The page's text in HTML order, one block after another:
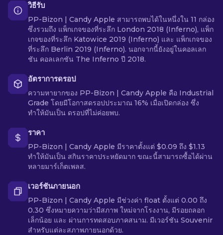
วิธีรับ
PP-Bizon | Candy Apple สามารถพบได้ในหนึ่งใน 11 กล่อง
ซึ่งรวมถึง แพ็กเกจของที่ระลึก London 2018 (Inferno), แพ็ก
เกจของที่ระลึก Katowice 2019 (Inferno) และ แพ็กเกจของ
ที่ระลึก Berlin 2019 (Inferno). นอกจากนี้ยังอยู่ในคอลเลก
ชัน คอลเลกชัน The Inferno ปี 2018.
อัตราการดรอป
ความหายากของ PP-Bizon | Candy Apple คือ Industrial
Grade โดยมีโอกาสดรอปประมาณ 16% เมื่อเปิดกล่อง ซึ่ง
ทำให้มันเป็น ดรอปที่ไม่ค่อยพบ.
ราคา
PP-Bizon | Candy Apple มีราคาตั้งแต่ $0.09 ถึง $1.13
ทำให้มันเป็น สกินราคาประหยัดมาก ขณะนี้สามารถซื้อได้ผ่าน
หลายมาร์เก็ตเพลส.
เวอร์ชันภายนอก
PP-Bizon | Candy Apple มีช่วงค่า float ตั้งแต่ 0.00 ถึง
0.30 ซึ่งหมายความว่ามีสภาพ ใหม่จากโรงงาน, มีรอยถลอก
เล็กน้อย และ ผ่านการทดสอบภาคสนาม. มีเวอร์ชัน Souvenir
สำหรับแต่ละสภาพภายนอกด้วย.